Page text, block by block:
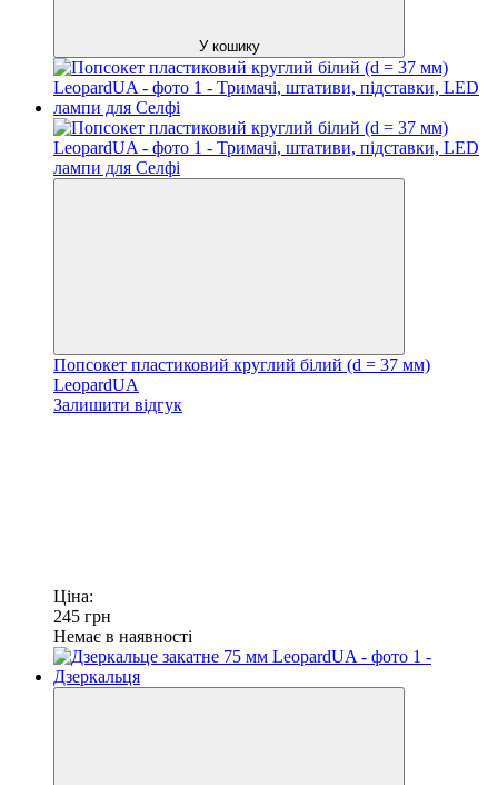
У кошику
Попсокет пластиковий круглий білий (d = 37 мм)
LeopardUA
Залишити відгук
Ціна:
245 грн
Немає в наявності